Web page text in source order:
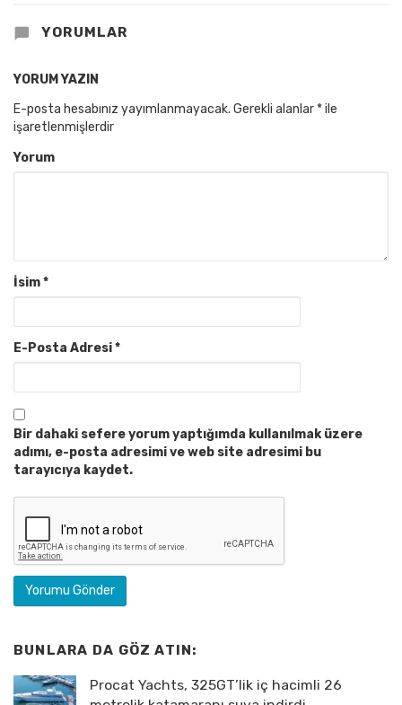
YORUMLAR
YORUM YAZIN
E-posta hesabınız yayımlanmayacak. Gerekli alanlar *ile
işaretlenmişlerdir
Yorum
İsim*
E-Posta Adresi*
Bir dahaki sefere yorum yaptığımda kullanılmak üzere
adımı, e-posta adresimi ve web site adresimi bu
tarayıcıya kaydet.
BUNLARA DA GÖZ ATIN:
Procat Yachts, 325GT’lik iç hacimli 26